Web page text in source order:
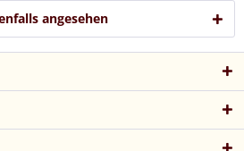
angesehen